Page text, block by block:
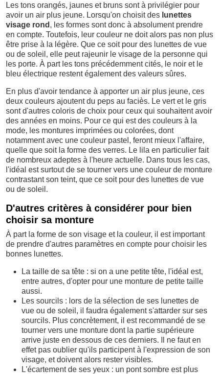
Les tons orangés, jaunes et bruns sont à privilégier pour
avoir un air plus jeune. Lorsqu'on choisit des lunettes
visage rond , les formes sont donc à absolument prendre
en compte. Toutefois, leur couleur ne doit alors pas non plus
être prise à la légère. Que ce soit pour des lunettes de vue
ou de soleil, elle peut rajeunir le visage de la personne qui
les porte. À part les tons précédemment cités, le noir et le
bleu électrique restent également des valeurs sûres.
En plus d'avoir tendance à apporter un air plus jeune, ces
deux couleurs ajoutent du peps au faciès. Le vert et le gris
sont d'autres coloris de choix pour ceux qui souhaitent avoir
des années en moins. Pour ce qui est des couleurs à la
mode, les montures imprimées ou colorées, dont
notamment avec une couleur pastel, feront mieux l'affaire,
quelle que soit la forme des verres. Le lila en particulier fait
de nombreux adeptes à l'heure actuelle. Dans tous les cas,
l'idéal est surtout de se tourner vers une couleur de monture
contrastant son teint, que ce soit pour des lunettes de vue
ou de soleil.
D'autres critères à considérer pour bien
choisir sa monture
À part la forme de son visage et la couleur, il est important
de prendre d'autres paramètres en compte pour choisir les
bonnes lunettes.
La taille de sa tête : si on a une petite tête, l'idéal est,
entre autres, d'opter pour une monture de petite taille
aussi.
Les sourcils : lors de la sélection de ses lunettes de
vue ou de soleil, il faudra également s'attarder sur ses
sourcils. Plus concrètement, il est recommandé de se
tourner vers une monture dont la partie supérieure
arrive juste en dessous de ces derniers. Il ne faut en
effet pas oublier qu'ils participent à l'expression de son
visage, et doivent alors rester visibles.
L'écartement de ses yeux : un pont sombre est plus